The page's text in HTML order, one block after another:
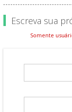
Escreva sua
Somente